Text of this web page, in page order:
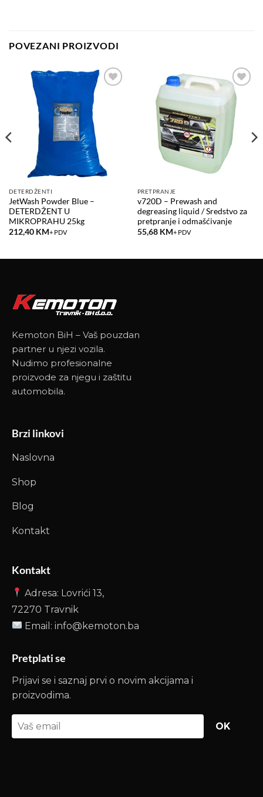
POVEZANI PROIZVODI
DETERDŽENTI
JetWash Powder Blue –
DETERDŽENT U
MIKROPRAHU 25kg
212,40 KM+ PDV
Add to
wishlist
PRETPRANJE
v720D – Prewash and
degreasing liquid / Sredstvo za
pretpranje i odmašćivanje
55,68 KM+ PDV
Kemoton BiH – Vaš pouzdan
partner u njezi vozila.
Nudimo profesionalne
proizvode za njegu i zaštitu
automobila.
Brzi linkovi
Naslovna
Shop
Blog
Kontakt
Kontakt
Adresa: Lovrići 13,
72270 Travnik
Email: info@kemoton.ba
Pretplati se
Prijavi se i saznaj prvi o novim akcijama i
proizvodima.
OK